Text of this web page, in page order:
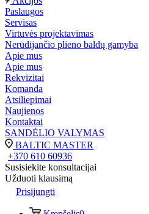
Paslaugos
Servisas
Virtuvės projektavimas
Nerūdijančio plieno baldų gamyba
Apie mus
Apie mus
Rekvizitai
Komanda
Atsiliepimai
Naujienos
Kontaktai
SANDĖLIO VALYMAS
BALTIC MASTER
+370 610 60936
Susisiekite konsultacijai
Užduoti klausimą
Prisijungti